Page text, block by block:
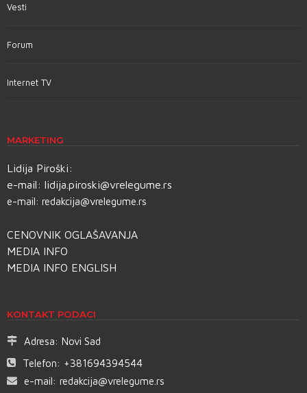
Vesti
Forum
Internet TV
MARKETING
Lidija Piroški:
e-mail: lidija.piroski@vrelegume.rs
e-mail: redakcija@vrelegume.rs
CENOVNIK OGLAŠAVANJA
MEDIA INFO
MEDIA INFO ENGLISH
KONTAKT PODACI
Adresa: Novi Sad
Telefon: +381694394544
e-mail: redakcija@vrelegume.rs